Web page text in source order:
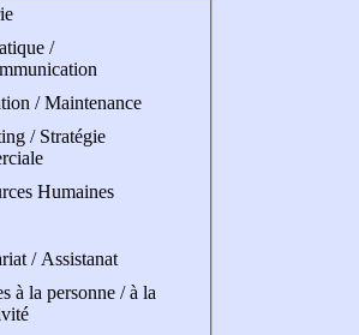
/
/ Maintenance
/ Stratégie
Humaines
/ Assistanat
à la personne / à la